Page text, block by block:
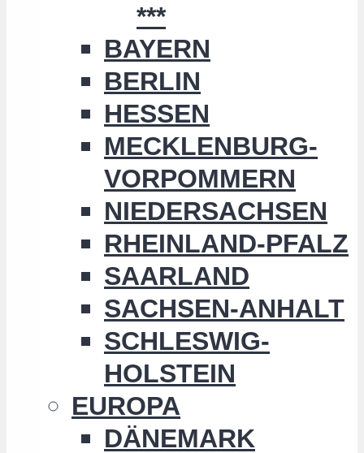
***
BAYERN
BERLIN
HESSEN
MECKLENBURG-
VORPOMMERN
NIEDERSACHSEN
RHEINLAND-PFALZ
SAARLAND
SACHSEN-ANHALT
SCHLESWIG-
HOLSTEIN
EUROPA
DÄNEMARK